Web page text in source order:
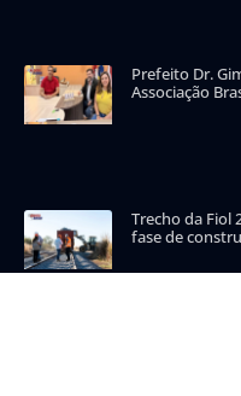
Prefeito Dr.
Associação
Trecho da Fiol
fase de